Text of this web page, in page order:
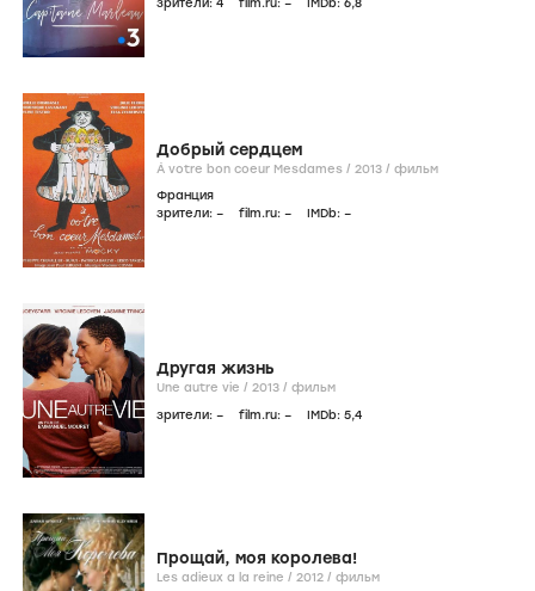
Добрый сердцем
À votre bon coeur Mesdames / 2013 / фильм
Франция
зрители: – film.ru: – IMDb: –
Другая жизнь
Une autre vie / 2013 / фильм
зрители: – film.ru: – IMDb: 5,4
Прощай, моя королева!
Les adieux a la reine / 2012 / фильм